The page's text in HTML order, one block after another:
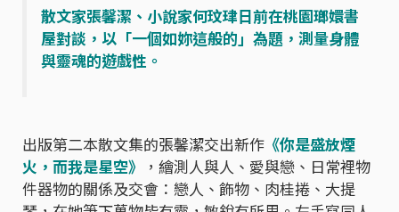
散文家張馨潔、小說家何玟珒日前在桃園瑯嬛書
屋對談，以「一個如妳這般的」為題，測量身體
與靈魂的遊戲性。
出版第二本散文集的張馨潔交出新作 《你是盛放煙
火，而我是星空》
，繪測人與人、愛與戀、日常裡物
件器物的關係及交會：戀人、飾物、肉桂捲、大提